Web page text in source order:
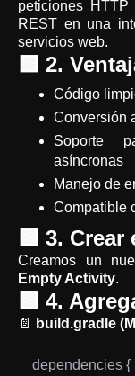
peticiones
REST en una
servicios web.
🟩 2.
Código
Conversión
Soporte
asíncronas
Manejo de
Compatible
🟩 3.
Creamos un
Empty Activity.
🟩 4.
📄 build.gradle
dependencies {